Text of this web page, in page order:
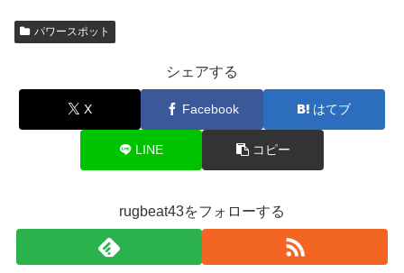
パワースポット
シェアする
X Facebook はてブ
LINE コピー
rugbeat43をフォローする